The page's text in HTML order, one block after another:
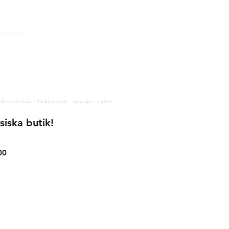
Rita och måla - thinking putty - gosedjur - stickers
butik!